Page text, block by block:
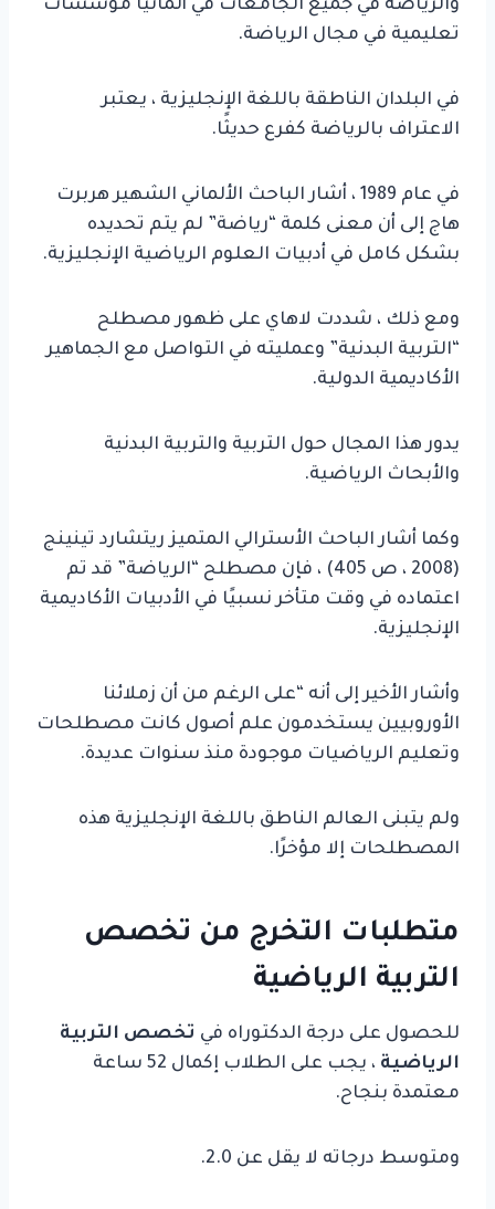
والرياضة في جميع الجامعات في ألمانيا مؤسسات
تعليمية في مجال الرياضة.
في البلدان الناطقة باللغة الإنجليزية ، يعتبر
الاعتراف بالرياضة كفرع حديثًا.
في عام 1989 ، أشار الباحث الألماني الشهير هربرت
هاج إلى أن معنى كلمة “رياضة” لم يتم تحديده
بشكل كامل في أدبيات العلوم الرياضية الإنجليزية.
ومع ذلك ، شددت لاهاي على ظهور مصطلح
“التربية البدنية” وعمليته في التواصل مع الجماهير
الأكاديمية الدولية.
يدور هذا المجال حول التربية والتربية البدنية
والأبحاث الرياضية.
وكما أشار الباحث الأسترالي المتميز ريتشارد تينينج
(2008 ، ص 405) ، فإن مصطلح “الرياضة” قد تم
اعتماده في وقت متأخر نسبيًا في الأدبيات الأكاديمية
الإنجليزية.
وأشار الأخير إلى أنه “على الرغم من أن زملائنا
الأوروبيين يستخدمون علم أصول كانت مصطلحات
وتعليم الرياضيات موجودة منذ سنوات عديدة.
ولم يتبنى العالم الناطق باللغة الإنجليزية هذه
المصطلحات إلا مؤخرًا.
متطلبات التخرج من تخصص
التربية الرياضية
للحصول على درجة الدكتوراه في تخصص التربية
الرياضية
، يجب على الطلاب إكمال 52 ساعة
معتمدة بنجاح.
ومتوسط ​​درجاته لا يقل عن 2.0.